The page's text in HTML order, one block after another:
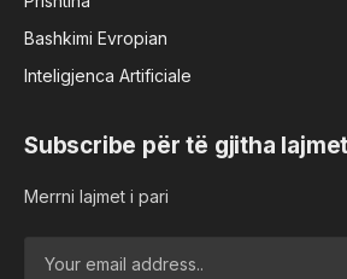
Bashkimi Evropian
Inteligjenca Artificiale
Subscribe për të gjitha lajmet
Merrni lajmet i pari